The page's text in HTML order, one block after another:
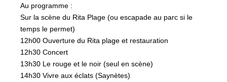
Au programme :
Sur la scène du Rita Plage (ou escapade au parc si le
temps le permet)
12h00 Ouverture du Rita plage et restauration
12h30 Concert
13h30 Le rouge et le noir (seul en scène)
14h30 Vivre aux éclats (Saynètes)